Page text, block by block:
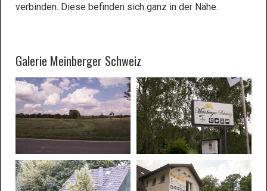
verbinden. Diese befinden sich ganz in der Nähe.
Galerie Meinberger Schweiz